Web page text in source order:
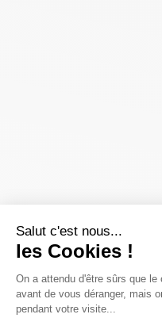
Salut c'est nous...
les Cookies !
On a attendu d'être sûrs que
avant de vous déranger, mais
pendant votre visite...